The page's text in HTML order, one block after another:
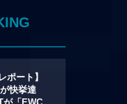
ポート】
快挙達